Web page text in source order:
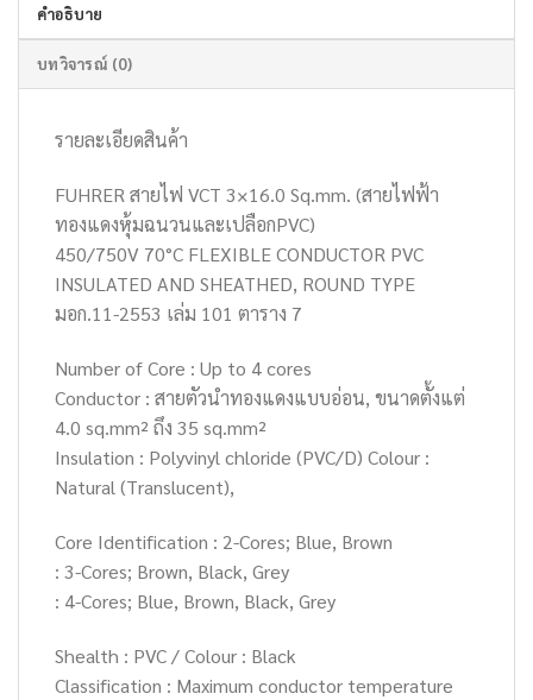
คำอธิบาย
บทวิจารณ์ (0)
รายละเอียดสินค้า
FUHRER สายไฟ VCT 3×16.0 Sq.mm. (สายไฟฟ้า
ทองแดงหุ้มฉนวนและเปลือกPVC)
450/750V 70°C FLEXIBLE CONDUCTOR PVC
INSULATED AND SHEATHED, ROUND TYPE
มอก.11-2553 เล่ม 101 ตาราง 7
Number of Core : Up to 4 cores
Conductor : สายตัวนำทองแดงแบบอ่อน, ขนาดตั้งแต่
4.0 sq.mm² ถึง 35 sq.mm²
Insulation : Polyvinyl chloride (PVC/D) Colour :
Natural (Translucent),
Core Identification : 2-Cores; Blue, Brown
: 3-Cores; Brown, Black, Grey
: 4-Cores; Blue, Brown, Black, Grey
Shealth : PVC / Colour : Black
Classification : Maximum conductor temperature